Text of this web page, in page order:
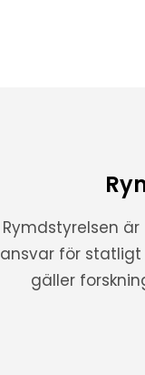
Rymdstyrelsen
ansvar för
gäller